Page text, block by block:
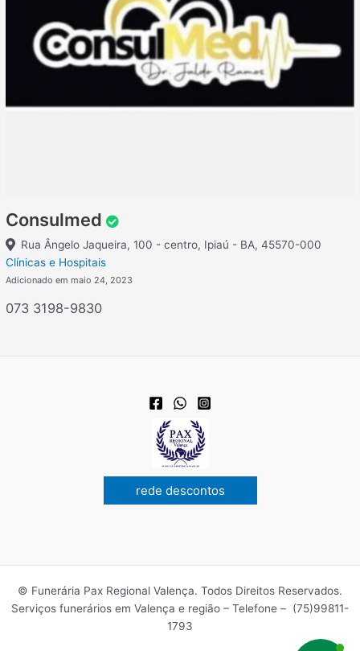
Consulmed
Rua Ângelo Jaqueira, 100 - centro, Ipiaú - BA, 45570-000
Clínicas e Hospitais
Adicionado em maio 24, 2023
073 3198-9830
rede descontos
© Funerária Pax Regional Valença. Todos Direitos Reservados.
Serviços funerários em Valença e região – Telefone – (75)99811-
1793